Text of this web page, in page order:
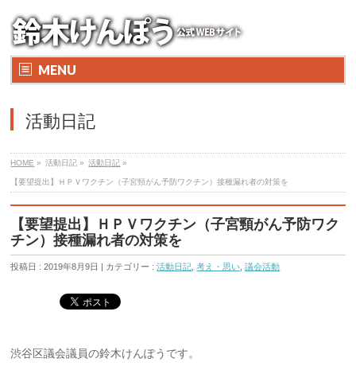
MENU
活動日記
HOME » 活動日記 » 活動日記 »
【要望提出】ＨＰＶワクチン（子宮頸がん予防ワクチン）接種漏れ者の対策を
【要望提出】ＨＰＶワクチン（子宮頸がん予防ワク
チン）接種漏れ者の対策を
投稿日 : 2019年8月9日 | カテゴリー :活動日記 ,考え・思い ,議会活動
渋谷区議会議員の鈴木けんぽうです。